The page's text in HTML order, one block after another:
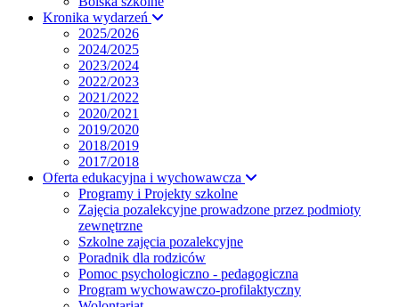
Kronika wydarzeń
2025/2026
2024/2025
2023/2024
2022/2023
2021/2022
2020/2021
2019/2020
2018/2019
2017/2018
Oferta edukacyjna i wychowawcza
Programy i Projekty szkolne
Zajęcia pozalekcyjne prowadzone przez podmioty
zewnętrzne
Szkolne zajęcia pozalekcyjne
Poradnik dla rodziców
Pomoc psychologiczno - pedagogiczna
Program wychowawczo-profilaktyczny